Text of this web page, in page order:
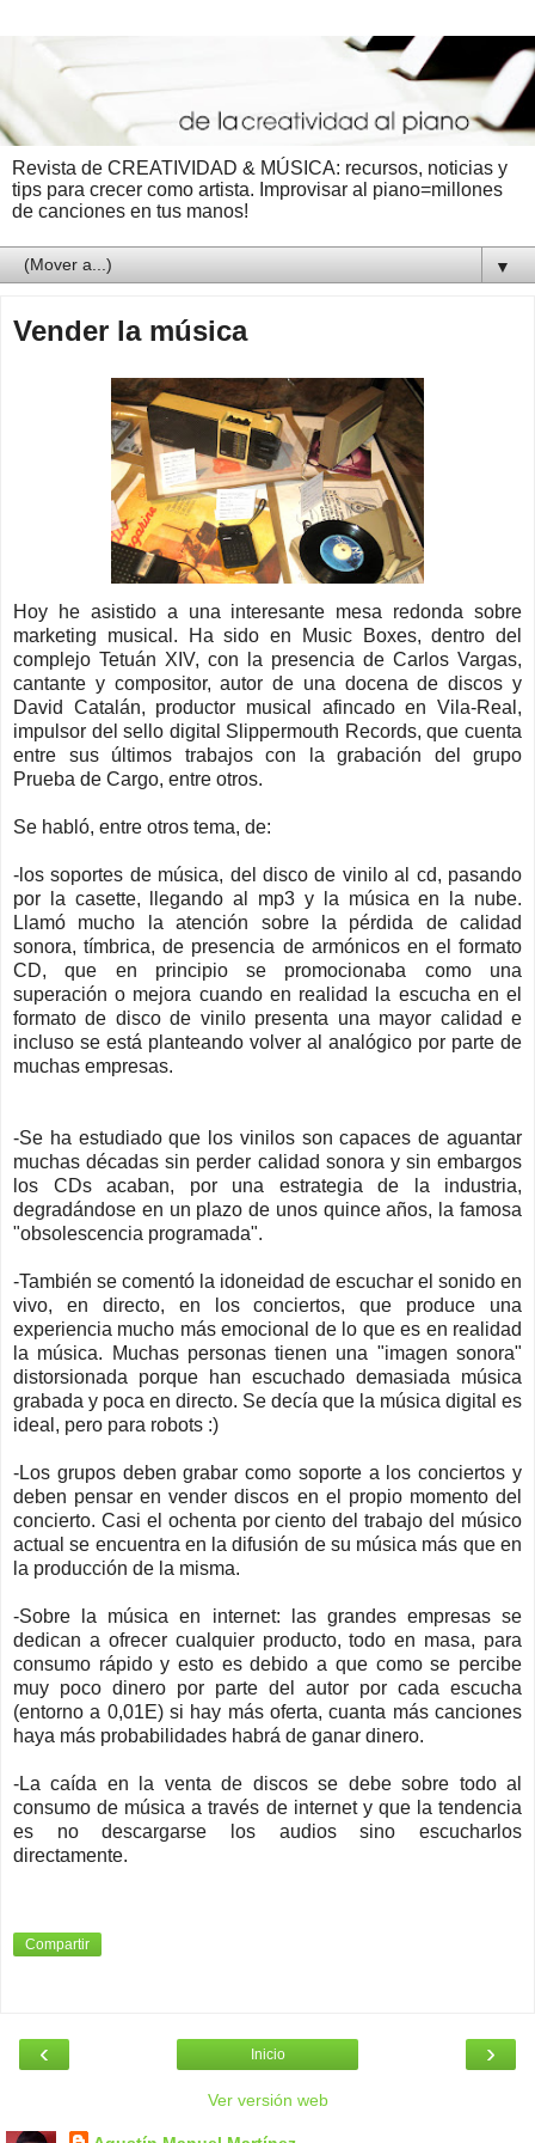
Revista de CREATIVIDAD & MÚSICA: recursos, noticias y
tips para crecer como artista. Improvisar al piano=millones
de canciones en tus manos!
▼
Vender la música
Hoy he asistido a una interesante mesa redonda sobre
marketing musical. Ha sido en Music Boxes, dentro del
complejo Tetuán XIV, con la presencia de Carlos Vargas,
cantante y compositor, autor de una docena de discos y
David Catalán, productor musical afincado en Vila-Real,
impulsor del sello digital Slippermouth Records, que cuenta
entre sus últimos trabajos con la grabación del grupo
Prueba de Cargo, entre otros.
Se habló, entre otros tema, de:
-los soportes de música, del disco de vinilo al cd, pasando
por la casette, llegando al mp3 y la música en la nube.
Llamó mucho la atención sobre la pérdida de calidad
sonora, tímbrica, de presencia de armónicos en el formato
CD, que en principio se promocionaba como una
superación o mejora cuando en realidad la escucha en el
formato de disco de vinilo presenta una mayor calidad e
incluso se está planteando volver al analógico por parte de
muchas empresas.
-Se ha estudiado que los vinilos son capaces de aguantar
muchas décadas sin perder calidad sonora y sin embargos
los CDs acaban, por una estrategia de la industria,
degradándose en un plazo de unos quince años, la famosa
"obsolescencia programada".
-También se comentó la idoneidad de escuchar el sonido en
vivo, en directo, en los conciertos, que produce una
experiencia mucho más emocional de lo que es en realidad
la música. Muchas personas tienen una "imagen sonora"
distorsionada porque han escuchado demasiada música
grabada y poca en directo. Se decía que la música digital es
ideal, pero para robots :)
-Los grupos deben grabar como soporte a los conciertos y
deben pensar en vender discos en el propio momento del
concierto. Casi el ochenta por ciento del trabajo del músico
actual se encuentra en la difusión de su música más que en
la producción de la misma.
-Sobre la música en internet: las grandes empresas se
dedican a ofrecer cualquier producto, todo en masa, para
consumo rápido y esto es debido a que como se percibe
muy poco dinero por parte del autor por cada escucha
(entorno a 0,01E) si hay más oferta, cuanta más canciones
haya más probabilidades habrá de ganar dinero.
-La caída en la venta de discos se debe sobre todo al
consumo de música a través de internet y que la tendencia
es no descargarse los audios sino escucharlos
directamente.
Compartir
‹ ›
Inicio
Ver versión web